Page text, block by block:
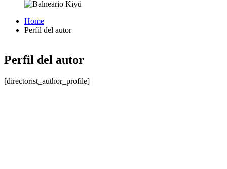
Home
Perfil del autor
Perfil del autor
[directorist_author_profile]